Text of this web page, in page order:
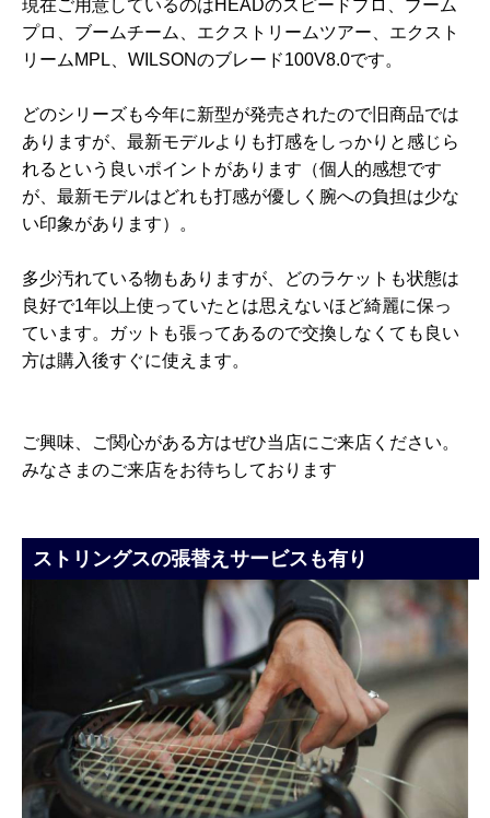
現在ご用意しているのはHEADのスピードプロ、ブーム
プロ、ブームチーム、エクストリームツアー、エクスト
リームMPL、WILSONのブレード100V8.0です。
どのシリーズも今年に新型が発売されたので旧商品では
ありますが、最新モデルよりも打感をしっかりと感じら
れるという良いポイントがあります（個人的感想です
が、最新モデルはどれも打感が優しく腕への負担は少な
い印象があります）。
多少汚れている物もありますが、どのラケットも状態は
良好で1年以上使っていたとは思えないほど綺麗に保っ
ています。ガットも張ってあるので交換しなくても良い
方は購入後すぐに使えます。
ご興味、ご関心がある方はぜひ当店にご来店ください。
みなさまのご来店をお待ちしております
ストリングスの張替えサービスも有り